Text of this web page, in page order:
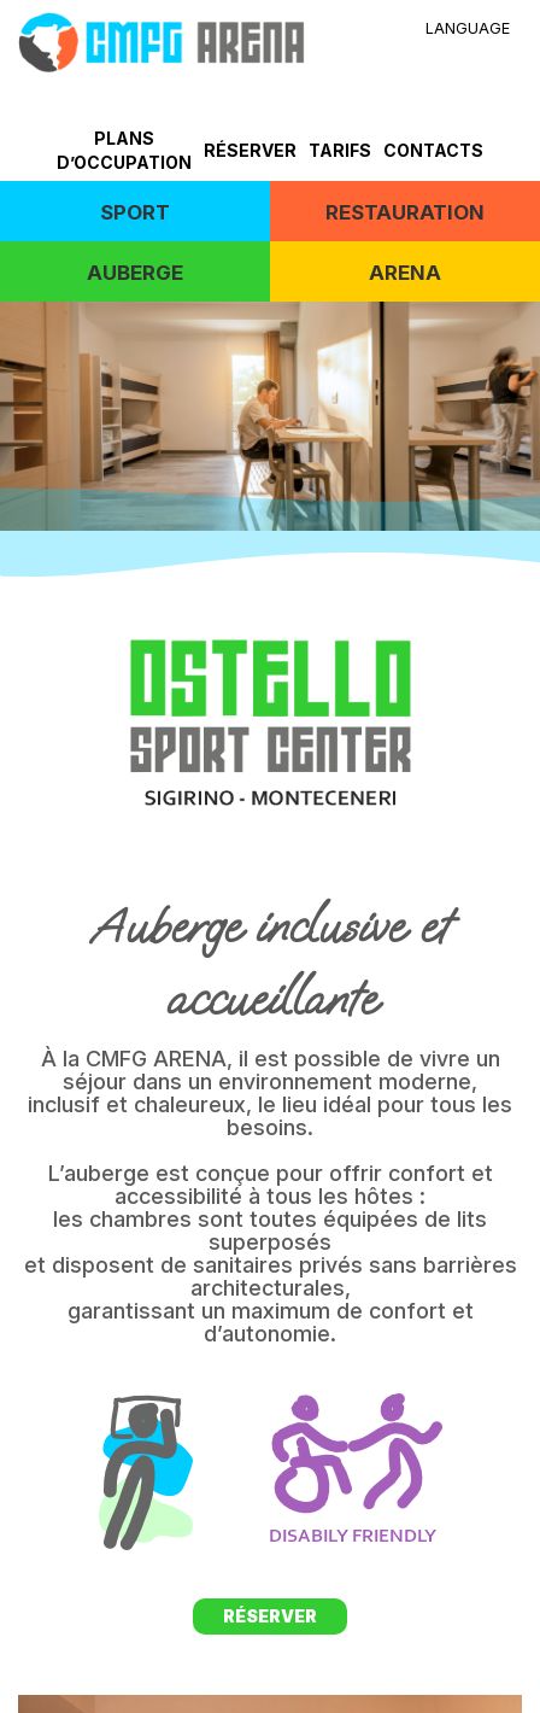
LANGUAGE
PLANS
D’OCCUPATION
RÉSERVER TARIFS CONTACTS
SPORT RESTAURATION
AUBERGE ARENA
Auberge inclusive et
accueillante
À la CMFG ARENA, il est possible de vivre un
séjour dans un environnement moderne,
inclusif et chaleureux, le lieu idéal pour tous les
besoins.
L’auberge est conçue pour offrir confort et
accessibilité à tous les hôtes :
les chambres sont toutes équipées de lits
superposés
et disposent de sanitaires privés sans barrières
architecturales,
garantissant un maximum de confort et
d’autonomie.
RÉSERVER